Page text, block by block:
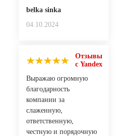
belka sinka
04.10.2024
Отзывы
с Yandex
Выражаю огромную
благодарность
компании за
слаженную,
ответственную,
честную и порядочную